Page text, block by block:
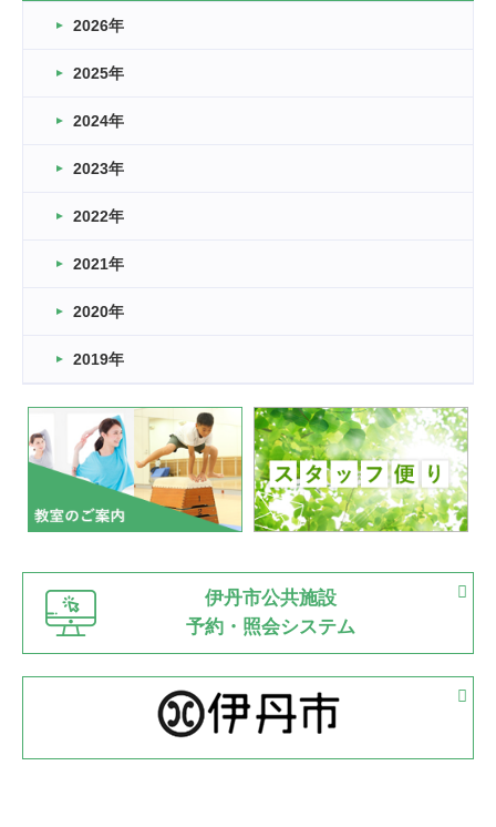
2026.03.16
車いすバスケとRくんのお話
卒業・卒園の季節★
2026.03.11
緑ケ丘体育館
2022.11.03
緑ケ丘体育館
いたっぼーる大会☆彡
緑ケ丘体育館
2022.07.03
市内総合体育大会が開始
緑ケ丘体育館 猪名川運動広場
古池運動広場
2022.06.12
県知事杯争奪バレーボール大会が開催
緑ケ丘体育館
2022.05.05
体育協会長杯 バドミントン競技の部
2022.05.22
2026年
2025年
2024年
2023年
2022年
2021年
2020年
2019年
伊丹市公共施設
予約・照会システム